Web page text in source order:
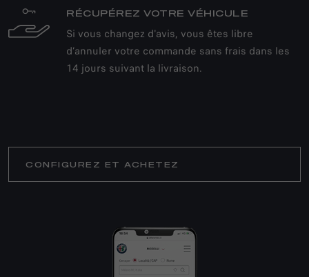
RÉCUPÉREZ VOTRE VÉHICULE
Si vous changez d'avis, vous êtes libre
d’annuler votre commande sans frais dans les
14 jours suivant la livraison.
CONFIGUREZ ET ACHETEZ